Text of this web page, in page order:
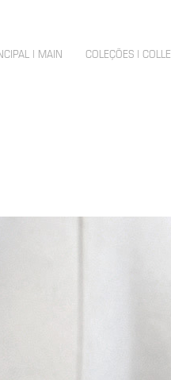
| MAIN COLEÇÕES |